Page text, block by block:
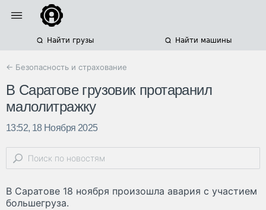
Найти грузы Найти машины
← Безопасность и страхование
В Саратове грузовик протаранил
малолитражку
13:52, 18 Ноября 2025
В Саратове 18 ноября произошла авария с участием
большегруза.